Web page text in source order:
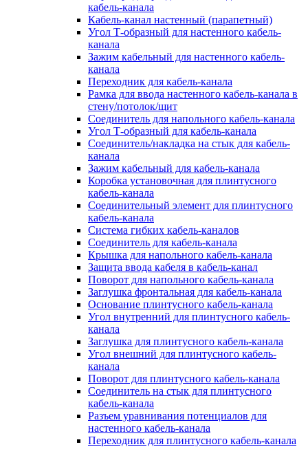
кабель-канала
Кабель-канал настенный (парапетный)
Угол Т-образный для настенного кабель-
канала
Зажим кабельный для настенного кабель-
канала
Переходник для кабель-канала
Рамка для ввода настенного кабель-канала в
стену/потолок/щит
Соединитель для напольного кабель-канала
Угол Т-образный для кабель-канала
Соединитель/накладка на стык для кабель-
канала
Зажим кабельный для кабель-канала
Коробка установочная для плинтусного
кабель-канала
Соединительный элемент для плинтусного
кабель-канала
Система гибких кабель-каналов
Соединитель для кабель-канала
Крышка для напольного кабель-канала
Защита ввода кабеля в кабель-канал
Поворот для напольного кабель-канала
Заглушка фронтальная для кабель-канала
Основание плинтусного кабель-канала
Угол внутренний для плинтусного кабель-
канала
Заглушка для плинтусного кабель-канала
Угол внешний для плинтусного кабель-
канала
Поворот для плинтусного кабель-канала
Соединитель на стык для плинтусного
кабель-канала
Разъем уравнивания потенциалов для
настенного кабель-канала
Переходник для плинтусного кабель-канала